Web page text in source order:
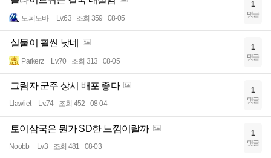
도퍼노바 Lv.63 조회 359 08-05
1
댓글
실물이 훨씬 낫네
Parkerz Lv.70 조회 313 08-05
1
댓글
그림자 군주 상시 배포 좋다
Llawliet Lv.74 조회 452 08-04
1
댓글
토이삼국은 뭔가 SD한 느낌이랄까
Noobb Lv.3 조회 481 08-03
1
댓글